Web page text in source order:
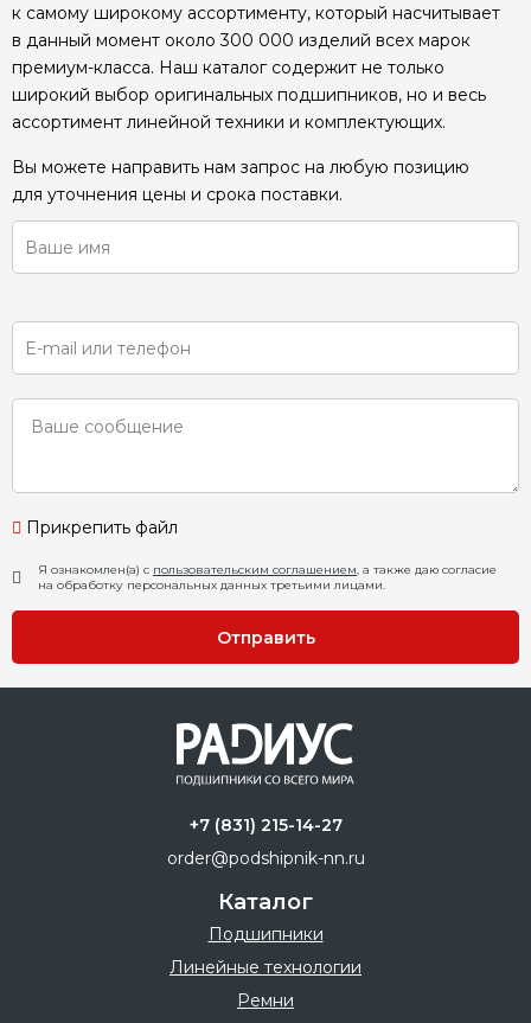
к самому широкому ассортименту, который насчитывает
в данный момент около 300 000 изделий всех марок
премиум-класса. Наш каталог содержит не только
широкий выбор оригинальных подшипников, но и весь
ассортимент линейной техники и комплектующих.
Вы можете направить нам запрос на любую позицию
для уточнения цены и срока поставки.
Прикрепить файл
Я ознакомлен(а) с пользовательским соглашением, а также даю согласие
на обработку персональных данных третьими лицами.
Отправить
+7 (831) 215-14-27
order@podshipnik-nn.ru
Каталог
Подшипники
Линейные технологии
Ремни